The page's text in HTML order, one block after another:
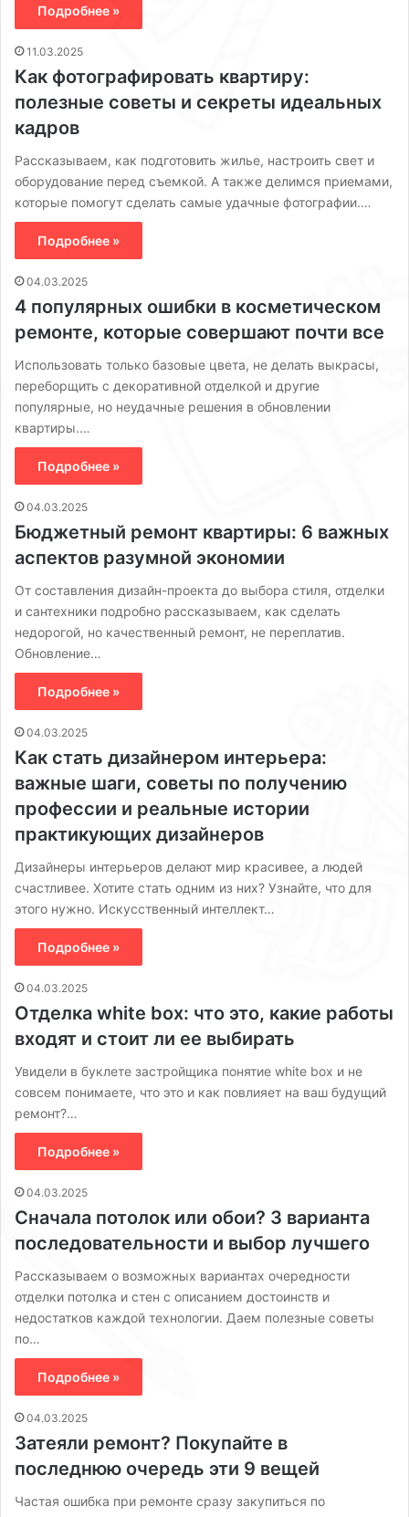
Подробнее »
11.03.2025
Как фотографировать квартиру:
полезные советы и секреты идеальных
кадров
Рассказываем, как подготовить жилье, настроить свет и
оборудование перед съемкой. А также делимся приемами,
которые помогут сделать самые удачные фотографии.…
Подробнее »
04.03.2025
4 популярных ошибки в косметическом
ремонте, которые совершают почти все
Использовать только базовые цвета, не делать выкрасы,
переборщить с декоративной отделкой и другие
популярные, но неудачные решения в обновлении
квартиры.…
Подробнее »
04.03.2025
Бюджетный ремонт квартиры: 6 важных
аспектов разумной экономии
От составления дизайн-проекта до выбора стиля, отделки
и сантехники подробно рассказываем, как сделать
недорогой, но качественный ремонт, не переплатив.
Обновление…
Подробнее »
04.03.2025
Как стать дизайнером интерьера:
важные шаги, советы по получению
профессии и реальные истории
практикующих дизайнеров
Дизайнеры интерьеров делают мир красивее, а людей
счастливее. Хотите стать одним из них? Узнайте, что для
этого нужно. Искусственный интеллект…
Подробнее »
04.03.2025
Отделка white box: что это, какие работы
входят и стоит ли ее выбирать
Увидели в буклете застройщика понятие white box и не
совсем понимаете, что это и как повлияет на ваш будущий
ремонт?…
Подробнее »
04.03.2025
Сначала потолок или обои? 3 варианта
последовательности и выбор лучшего
Рассказываем о возможных вариантах очередности
отделки потолка и стен с описанием достоинств и
недостатков каждой технологии. Даем полезные советы
по…
Подробнее »
04.03.2025
Затеяли ремонт? Покупайте в
последнюю очередь эти 9 вещей
Частая ошибка при ремонте сразу закупиться по